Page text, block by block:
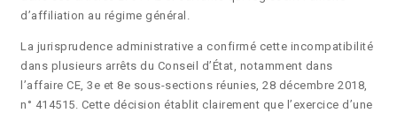
d’affiliation au régime général.
La jurisprudence administrative a confirmé cette incompatibilité
dans plusieurs arrêts du Conseil d’État, notamment dans
l’affaire CE, 3e et 8e sous-sections réunies, 28 décembre 2018,
n° 414515. Cette décision établit clairement que l’exercice d’une